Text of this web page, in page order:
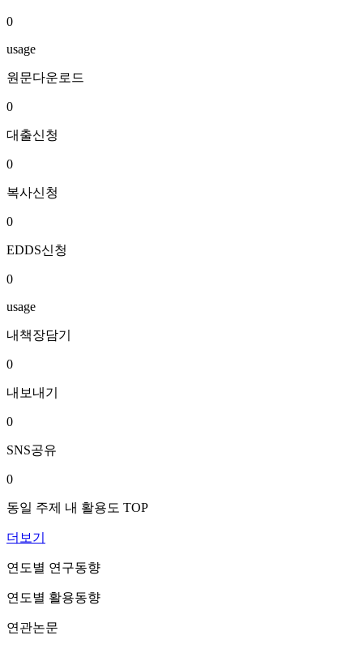
0
usage
원문다운로드
0
대출신청
0
복사신청
0
EDDS신청
0
usage
내책장담기
0
내보내기
0
SNS공유
0
동일 주제 내 활용도 TOP
더보기
연도별 연구동향
연도별 활용동향
연관논문